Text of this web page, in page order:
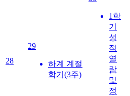
28
29
하계 계절
학기(3주)
1학
기
성
적
열
람
및
정